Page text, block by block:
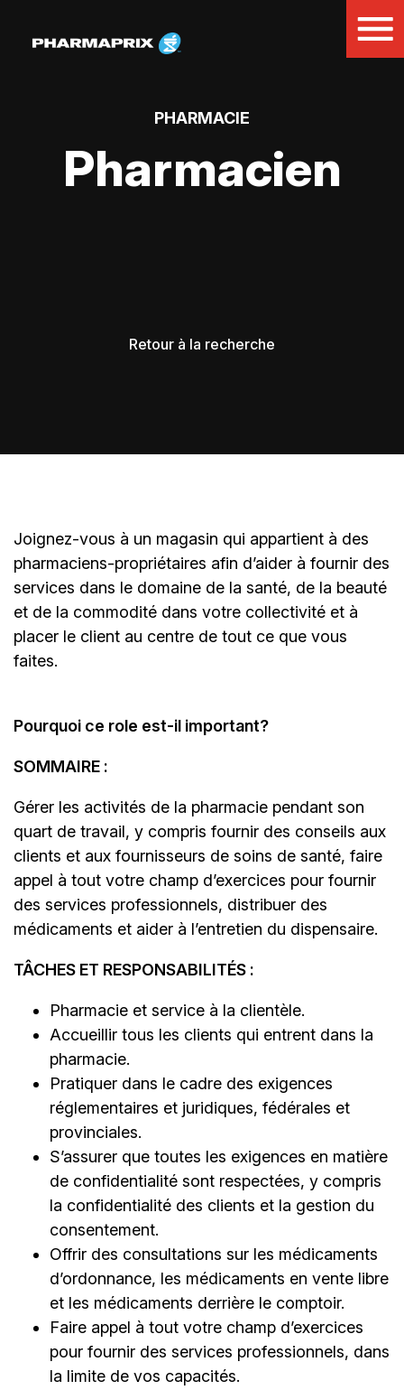
PHARMACIE
Pharmacien
Retour à la recherche
Joignez-vous à un magasin qui appartient à des
pharmaciens-propriétaires afin d’aider à fournir des
services dans le domaine de la santé, de la beauté
et de la commodité dans votre collectivité et à
placer le client au centre de tout ce que vous
faites.
Pourquoi ce role est-il important?
SOMMAIRE :
Gérer les activités de la pharmacie pendant son
quart de travail, y compris fournir des conseils aux
clients et aux fournisseurs de soins de santé, faire
appel à tout votre champ d’exercices pour fournir
des services professionnels, distribuer des
médicaments et aider à l’entretien du dispensaire.
TÂCHES ET RESPONSABILITÉS :
Pharmacie et service à la clientèle.
Accueillir tous les clients qui entrent dans la
pharmacie.
Pratiquer dans le cadre des exigences
réglementaires et juridiques, fédérales et
provinciales.
S’assurer que toutes les exigences en matière
de confidentialité sont respectées, y compris
la confidentialité des clients et la gestion du
consentement.
Offrir des consultations sur les médicaments
d’ordonnance, les médicaments en vente libre
et les médicaments derrière le comptoir.
Faire appel à tout votre champ d’exercices
pour fournir des services professionnels, dans
la limite de vos capacités.